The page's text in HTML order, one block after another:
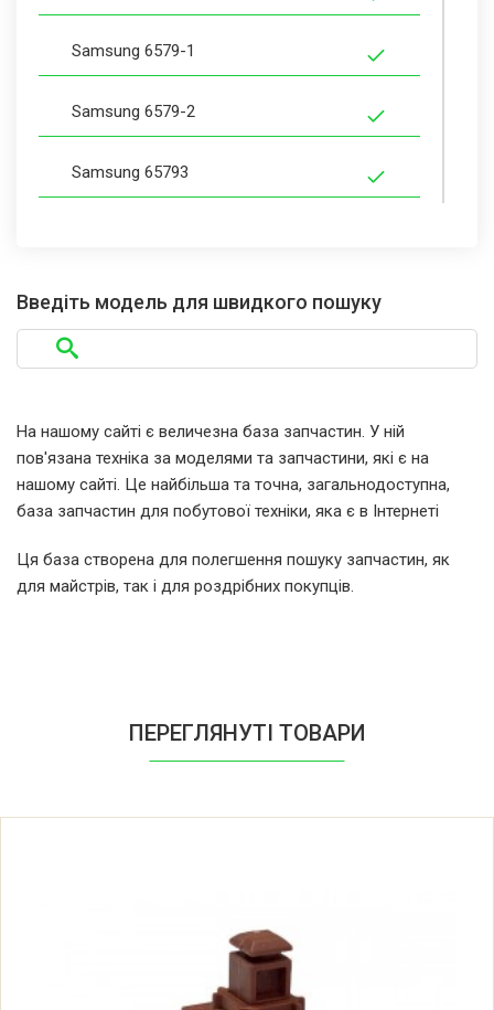
Samsung 6579-1
Samsung 6579-2
Samsung 65793
Samsung 65796
Samsung 6579D
Samsung 65841
Введіть модель для швидкого пошуку
На нашому сайті є величезна база запчастин. У ній
пов'язана техніка за моделями та запчастини, які є на
нашому сайті. Це найбільша та точна, загальнодоступна,
база запчастин для побутової техніки, яка є в Інтернеті
Ця база створена для полегшення пошуку запчастин, як
для майстрів, так і для роздрібних покупців.
ПЕРЕГЛЯНУТІ ТОВАРИ